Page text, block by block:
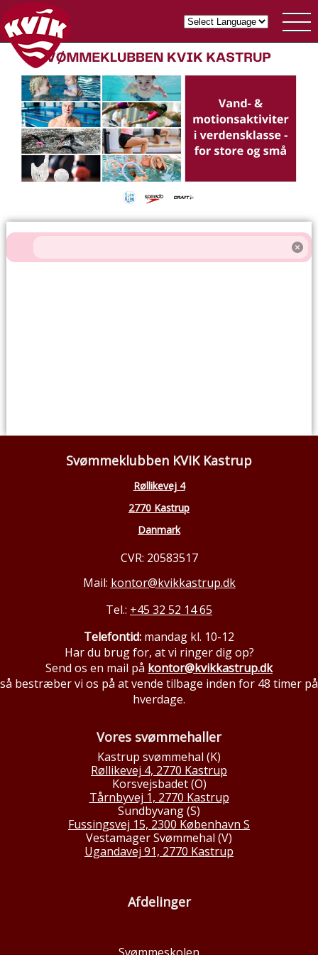
Svømmeklubben KVIK Kastrup
Røllikevej 4
2770 Kastrup
Danmark
CVR: 20583517
Mail: kontor@kvikkastrup.dk
Tel.: +45 32 52 14 65
Telefontid: mandag kl. 10-12
Har du brug for, at vi ringer dig op?
Send os en mail på kontor@kvikkastrup.dk
så bestræber vi os på at vende tilbage inden for 48 timer på
hverdage.
Vores svømmehaller
Kastrup svømmehal (K)
Røllikevej 4, 2770 Kastrup
Korsvejsbadet (O)
Tårnbyvej 1, 2770 Kastrup
Sundbyvang (S)
Fussingsvej 15, 2300 København S
Vestamager Svømmehal (V)
Ugandavej 91, 2770 Kastrup
Afdelinger